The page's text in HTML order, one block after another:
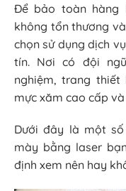
Để bảo toàn hàng
không tổn thương
chọn sử dụng dịch
tín. Nơi có đội
nghiệm, trang thiết
mực xăm cao cấp
Dưới đây là một
mày bằng laser
định xem nên hay